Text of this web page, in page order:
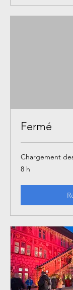
Fermé
Chargement
8 h